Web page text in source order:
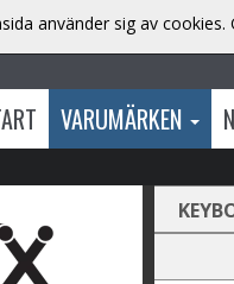
VARUMÄRKEN
använder sig av